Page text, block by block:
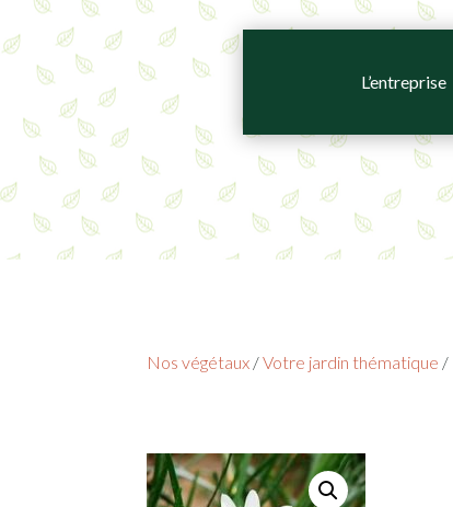
L’entreprise
Nos végétaux /Votre jardin thématique /